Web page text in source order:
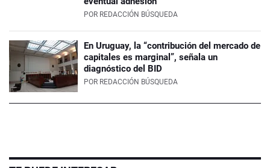
POR REDACCIÓN BÚSQUEDA
En Uruguay, la “contribución del mercado de
capitales es marginal”, señala un
diagnóstico del BID
POR REDACCIÓN BÚSQUEDA